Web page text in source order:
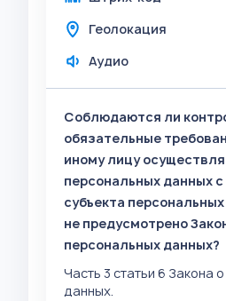
Геолокация
Аудио
Соблюдаются ли
обязательные
иному лицу
персональных данных с
субъекта
не предусмотрено
персональных данных?
Часть 3 статьи 6 Закона
данных.